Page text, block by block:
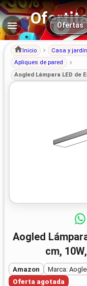
Ofertas
Inicio Casa y jardín
Apliques de pared
Aogled Lámpara LED de
Aogled Lámpara LED de Espejo de Baño 40
cm,
Amazon Marca:
Oferta agotada